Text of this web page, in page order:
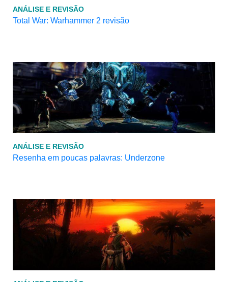
ANÁLISE E REVISÃO
Total War: Warhammer 2 revisão
ANÁLISE E REVISÃO
Resenha em poucas palavras: Underzone